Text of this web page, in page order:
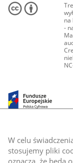
W celu
stosujemy pliki
oznacza, że będą
na
-